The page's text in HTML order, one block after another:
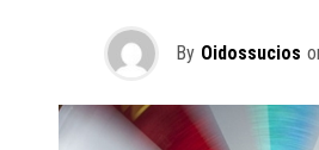
By Oidossucios